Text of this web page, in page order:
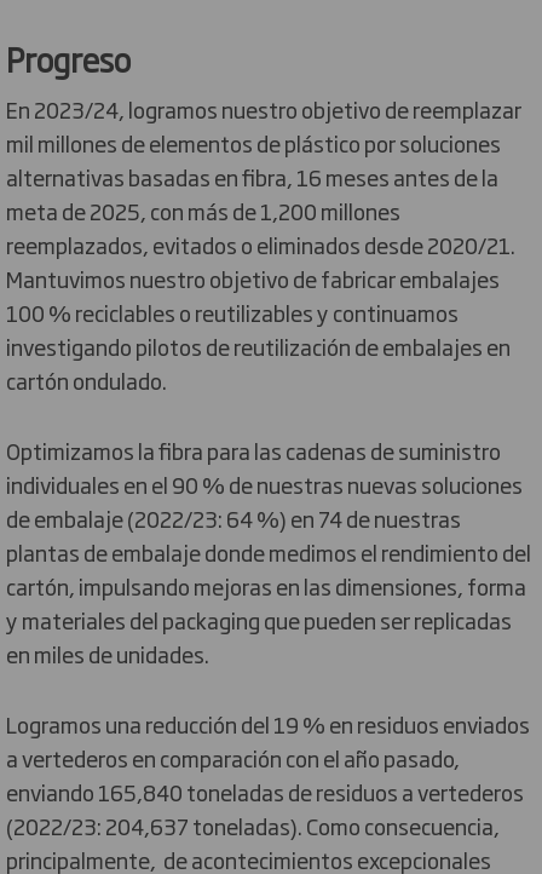
Progreso
En 2023/24, logramos nuestro objetivo de reemplazar
mil millones de elementos de plástico por soluciones
alternativas basadas en fibra, 16 meses antes de la
meta de 2025, con más de 1,200 millones
reemplazados, evitados o eliminados desde 2020/21.
Mantuvimos nuestro objetivo de fabricar embalajes
100 % reciclables o reutilizables y continuamos
investigando pilotos de reutilización de embalajes en
cartón ondulado.
Optimizamos la fibra para las cadenas de suministro
individuales en el 90 % de nuestras nuevas soluciones
de embalaje (2022/23: 64 %) en 74 de nuestras
plantas de embalaje donde medimos el rendimiento del
cartón, impulsando mejoras en las dimensiones, forma
y materiales del packaging que pueden ser replicadas
en miles de unidades.
Logramos una reducción del 19 % en residuos enviados
a vertederos en comparación con el año pasado,
enviando 165,840 toneladas de residuos a vertederos
(2022/23: 204,637 toneladas). Como consecuencia,
principalmente, de acontecimientos excepcionales